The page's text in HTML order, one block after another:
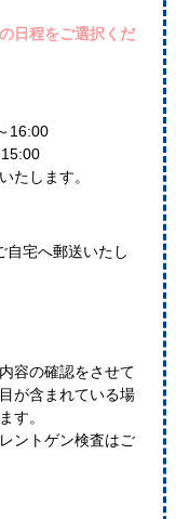
日程をご選択くだ
16:00
たします。
宅へ郵送いたし
容の確認をさせて
が含まれている場
す。
ントゲン検査はご